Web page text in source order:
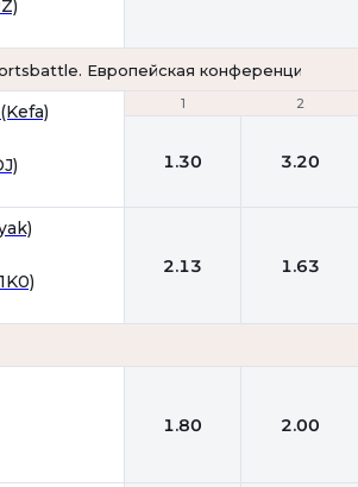
Европейская конференция. 4х5
1 2
1 2
1.30 3.20
2.13 1.63
1.80 2.00